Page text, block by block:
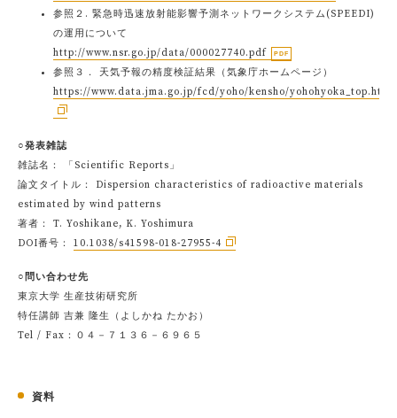
参照２. 緊急時迅速放射能影響予測ネットワークシステム(SPEEDI)
の運用について
http://www.nsr.go.jp/data/000027740.pdf
参照３． 天気予報の精度検証結果（気象庁ホームページ）
https://www.data.jma.go.jp/fcd/yoho/kensho/yohohyoka_top.html
○発表雑誌
雑誌名： 「Scientific Reports」
論文タイトル： Dispersion characteristics of radioactive materials
estimated by wind patterns
著者： T. Yoshikane, K. Yoshimura
DOI番号： 10.1038/s41598-018-27955-4
○問い合わせ先
東京大学 生産技術研究所
特任講師 吉兼 隆生（よしかね たかお）
Tel / Fax：０４－７１３６－６９６５
資料